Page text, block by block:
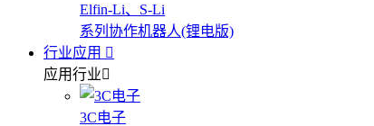
Elfin-Li、S-Li
系列协作机器人(锂电版)
行业应用
应用行业
3C电子